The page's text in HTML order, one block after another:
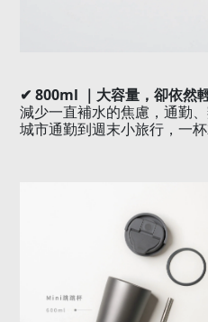
✔ 800ml ｜大容量，卻依然
減少一直補水的焦慮，通勤
城市通勤到週末小旅行，一杯